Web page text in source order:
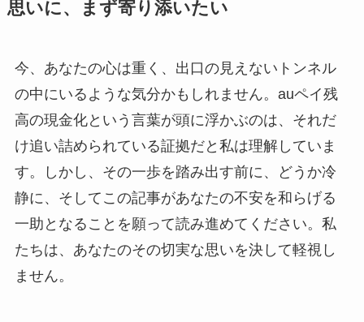
思いに、まず寄り添いたい
今、あなたの心は重く、出口の見えないトンネル
の中にいるような気分かもしれません。auペイ残
高の現金化という言葉が頭に浮かぶのは、それだ
け追い詰められている証拠だと私は理解していま
す。しかし、その一歩を踏み出す前に、どうか冷
静に、そしてこの記事があなたの不安を和らげる
一助となることを願って読み進めてください。私
たちは、あなたのその切実な思いを決して軽視し
ません。